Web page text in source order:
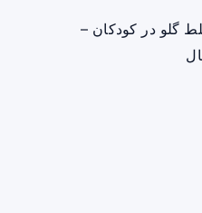
گلو در کودکان –